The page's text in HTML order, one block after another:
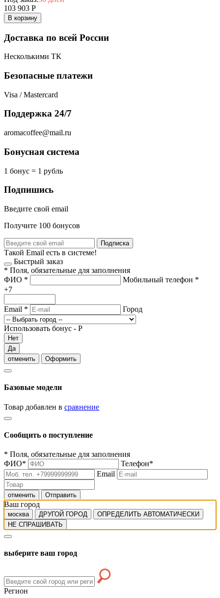
103 903 Р
В корзину
Доставка по всей России
Несколькими ТК
Безопасные платежи
Visa / Mastercard
Поддержка 24/7
aromacoffee@mail.ru
Бонусная система
1 бонус = 1 рубль
Подпишись
Введите свой email
Получите 100 бонусов
Подписка
Такой Email есть в системе!
Быстрый заказ
* Поля, обязательные для заполнения
ФИО * Мобильный телефон *
+7
Email * Город
Использовать бонус - Р
Нет
Да
отменить
Оформить
Базовые модели
Товар добавлен в сравнение
Сообщить о поступление
* Поля, обязательные для заполнения
ФИО* Телефон*
Email
отменить Отправить
Ваш город
москва ДРУГОЙ ГОРОД
ОПРЕДЕЛИТЬ АВТОМАТИЧЕСКИ
НЕ СПРАШИВАТЬ
выберите ваш город
Регион